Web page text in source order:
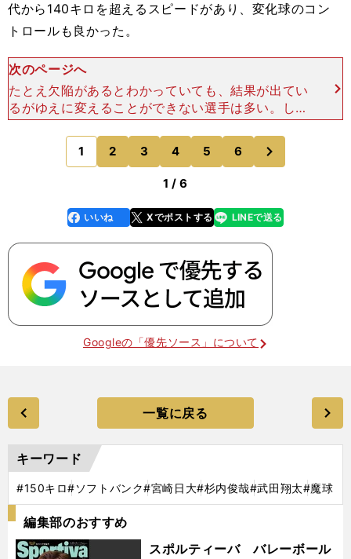
代から140キロを超えるスピードがあり、変化球のコン
トロールも良かった。
次のページへ
たとえ欠陥があるとわかっていても、結果が出てい
るがゆえに変えることができない選手は多い。しか
し武田は、高校３年時にはしなやかな腕の振りにな
り、ドラフト１位指名されるにふさわしい投手にな
っていた。
1 2 3 4 5 6
のページへ
1 / 6
faceboo
k
いいね Xでポストする
line LINEで送る
Googleの「優先ソース」について
一覧に戻る
キーワード
#150キロ#ソフトバンク#宮崎日大#杉内俊哉#武田翔太#魔球
編集部のおすすめ
スポルティーバ バレーボール